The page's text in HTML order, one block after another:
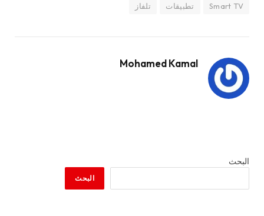
Smart TV تطبيقات تلفاز
Mohamed Kamal
البحث
البحث